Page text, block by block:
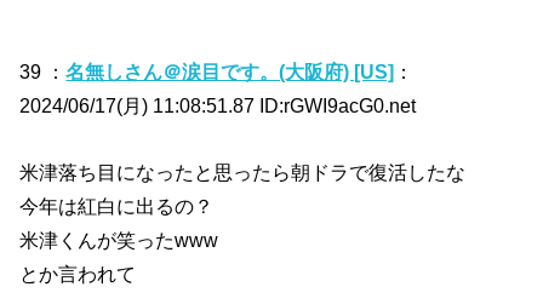
39 ：名無しさん＠涙目です。(大阪府) [US] ：
2024/06/17(月) 11:08:51.87 ID:rGWI9acG0.net
米津落ち目になったと思ったら朝ドラで復活したな
今年は紅白に出るの？
米津くんが笑ったwww
とか言われて